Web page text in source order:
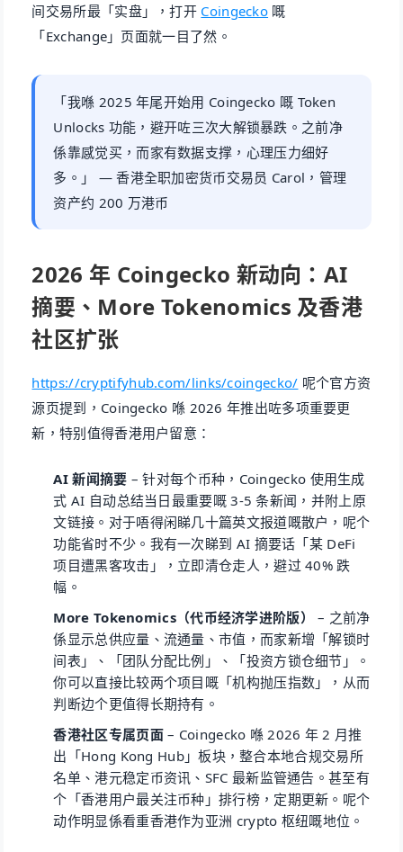
间交易所最「实盘」，打开 Coingecko 嘅
「Exchange」页面就一目了然。
「我喺 2025 年尾开始用 Coingecko 嘅 Token
Unlocks 功能，避开咗三次大解锁暴跌。之前净
係靠感觉买，而家有数据支撑，心理压力细好
多。」 — 香港全职加密货币交易员 Carol，管理
资产约 200 万港币
2026 年 Coingecko 新动向：AI
摘要、More Tokenomics 及香港
社区扩张
https://cryptifyhub.com/links/coingecko/ 呢个官方资
源页提到，Coingecko 喺 2026 年推出咗多项重要更
新，特别值得香港用户留意：
AI 新闻摘要 – 针对每个币种，Coingecko 使用生成
式 AI 自动总结当日最重要嘅 3-5 条新闻，并附上原
文链接。对于唔得闲睇几十篇英文报道嘅散户，呢个
功能省时不少。我有一次睇到 AI 摘要话「某 DeFi
项目遭黑客攻击」，立即清仓走人，避过 40% 跌
幅。
More Tokenomics（代币经济学进阶版）
– 之前净
係显示总供应量、流通量、市值，而家新增「解锁时
间表」、「团队分配比例」、「投资方锁仓细节」。
你可以直接比较两个项目嘅「机构抛压指数」，从而
判断边个更值得长期持有。
香港社区专属页面– Coingecko 喺 2026 年 2 月推
出「Hong Kong Hub」板块，整合本地合规交易所
名单、港元稳定币资讯、SFC 最新监管通告。甚至有
个「香港用户最关注币种」排行榜，定期更新。呢个
动作明显係看重香港作为亚洲 crypto 枢纽嘅地位。